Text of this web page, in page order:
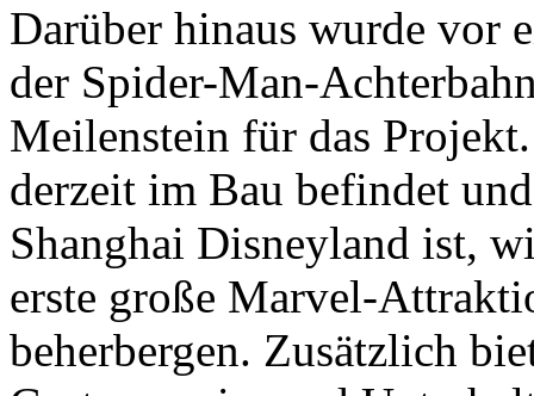
Darüber hinaus wurde vor
der Spider-Man-
Meilenstein für das
derzeit im Bau befindet
Shanghai Disneyland ist,
erste große Marvel-
beherbergen. Zusätzlich